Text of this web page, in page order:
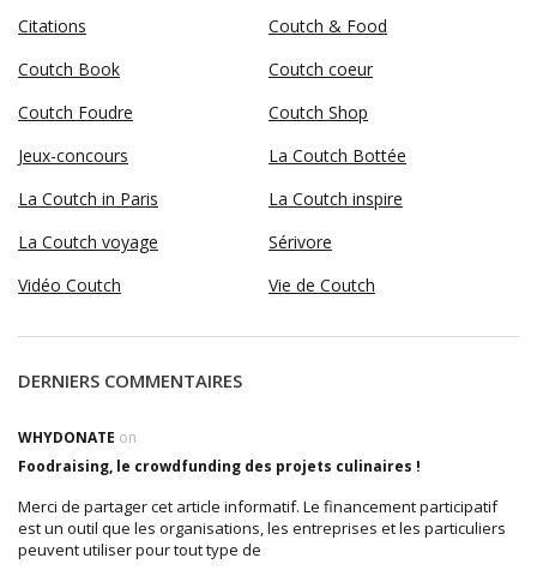
Citations
Coutch & Food
Coutch Book
Coutch coeur
Coutch Foudre
Coutch Shop
Jeux-concours
La Coutch Bottée
La Coutch in Paris
La Coutch inspire
La Coutch voyage
Sérivore
Vidéo Coutch
Vie de Coutch
DERNIERS COMMENTAIRES
WHYDONATE on
Foodraising, le crowdfunding des projets culinaires !
Merci de partager cet article informatif. Le financement participatif
est un outil que les organisations, les entreprises et les particuliers
peuvent utiliser pour tout type de